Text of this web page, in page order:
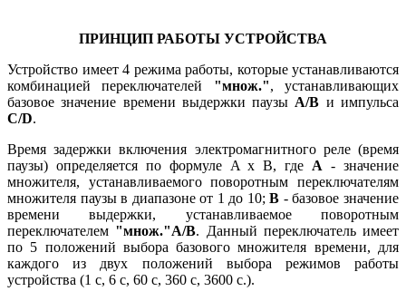
ПРИНЦИП РАБОТЫ УСТРОЙСТВА
Устройство имеет 4 режима работы, которые устанавливаются
комбинацией переключателей "множ.", устанавливающих
базовое значение времени выдержки паузы A/B и импульса
C/D.
Время задержки включения электромагнитного реле (время
паузы) определяется по формуле A x B, где А - значение
множителя, устанавливаемого поворотным переключателям
множителя паузы в диапазоне от 1 до 10;В - базовое значение
времени выдержки, устанавливаемое поворотным
переключателем "множ."A/B. Данный переключатель имеет
по 5 положений выбора базового множителя времени, для
каждого из двух положений выбора режимов работы
устройства (1 с, 6 с, 60 с, 360 с, 3600 с.).